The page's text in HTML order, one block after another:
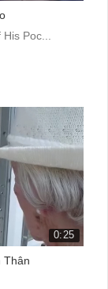
Poc...
0:25
Thân